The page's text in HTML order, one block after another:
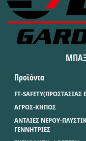
Προϊόντα
FT-SAFETY(ΠΡΟΣΤΑΣΙΑΣ
ΑΓΡΟΣ-ΚΗΠΟΣ
ΑΝΤΛΙΕΣ ΝΕΡΟΥ-
ΓΕΝΝΗΤΡΙΕΣ